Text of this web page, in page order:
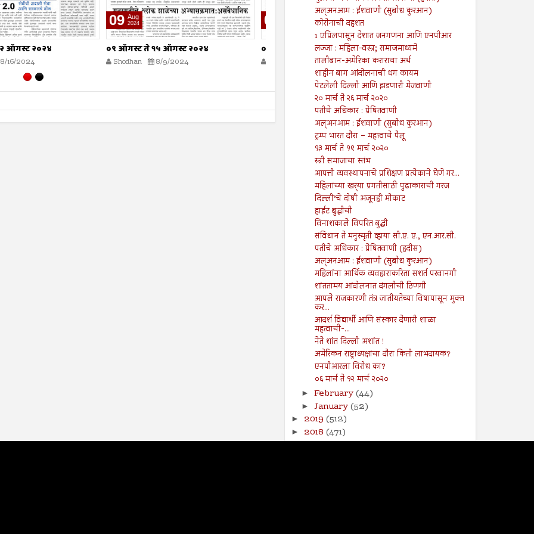
ऑगस्ट २०२४
8/9/2024
02 Aug
2024
०२ ऑगस्ट ते ०८ ऑगस्ट २०२४
Shodhan 8/2/2024
२६ जुलै ते ०१ ऑगस्ट २०२४
7/26/2024
19
अल्अनआम : ईशवाणी (सुबोध कुरआन)
कोरोनाची दहशत
1 एप्रिलपासून देशात जनगणना आणि एनपीआर
लज्जा : महिला-वस्त्र; समाजमाध्यमे
तालीबान-अमेरिका कराराचा अर्थ
शाहीन बाग आंदोलनाची धग कायम
पेटलेली दिल्ली आणि झडणारी मेजवाणी
२० मार्च ते २६ मार्च २०२०
पतीचे अधिकार : प्रेषितवाणी
अल्अनआम : ईशवाणी (सुबोध कुरआन)
ट्रम्प भारत दौरा – महत्त्वाचे पैलू
१३ मार्च ते १९ मार्च २०२०
स्त्री समाजाचा स्तंभ
आपत्ती व्यवस्थापनाचे प्रशिक्षण प्रत्येकाने घेणे गर...
महिलांच्या खर्‍या प्रगतीसाठी पुढाकाराची गरज
दिल्ली’चे दोषी अजूनही मोकाट
हाईट बुद्धीची
विनाशकाले विपरित बुद्धी
संविधान ते मनुस्मृती व्हाया सी.ए. ए., एन.आर.सी.
पतीचे अधिकार : प्रेषितवाणी (हदीस)
अल्अनआम : ईशवाणी (सुबोध कुरआन)
महिलांना आर्थिक व्यवहाराकरिता सशर्त परवानगी
शांततामय आंदोलनात दंगलीची ठिणगी
आपले राजकारणी तंत्र जातीयतेच्या विषापासून मुक्त
कर...
आदर्श विद्यार्थी आणि संस्कार देणारी शाळा
महत्वाची-...
नेते शांत दिल्ली अशांत !
अमेरिकन राष्ट्राध्यक्षांचा दौरा किती लाभदायक?
एनपीआरला विरोध का?
०६ मार्च ते १२ मार्च २०२०
► February(44)
► January(52)
► 2019 (512)
► 2018 (471)
►2017(141)